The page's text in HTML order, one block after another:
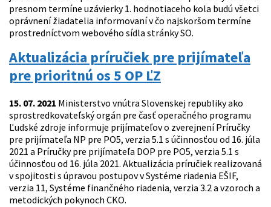
presnom termíne uzávierky 1. hodnotiaceho kola budú všetci
oprávnení žiadatelia informovaní v čo najskoršom termíne
prostredníctvom webového sídla stránky SO.
Aktualizácia príručiek pre prijímateľa
pre prioritnú os 5 OP ĽZ
15. 07. 2021 Ministerstvo vnútra Slovenskej republiky ako
sprostredkovateľský orgán pre časť operačného programu
Ľudské zdroje informuje prijímateľov o zverejnení Príručky
pre prijímateľa NP pre PO5, verzia 5.1 s účinnosťou od 16. júla
2021 a Príručky pre prijímateľa DOP pre PO5, verzia 5.1 s
účinnosťou od 16. júla 2021. Aktualizácia príručiek realizovaná
v spojitosti s úpravou postupov v Systéme riadenia EŠIF,
verzia 11, Systéme finančného riadenia, verzia 3.2 a vzoroch a
metodických pokynoch CKO.